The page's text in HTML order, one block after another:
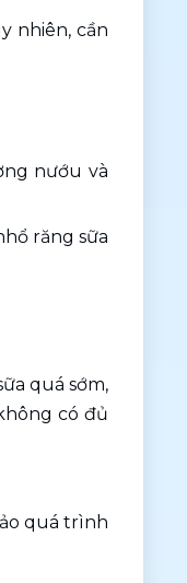
nhiên, cần
nướu và
răng sữa
quá sớm,
có đủ
quá trình